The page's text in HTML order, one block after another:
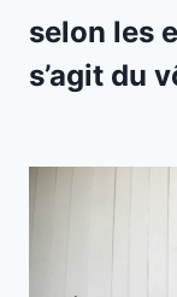
selon les
s’agit du